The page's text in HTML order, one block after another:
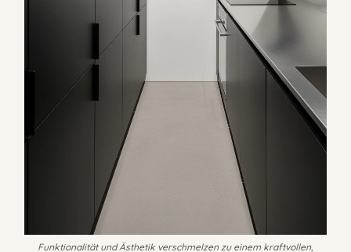
Funktionalität und Ästhetik verschmelzen zu einem kraftvollen,